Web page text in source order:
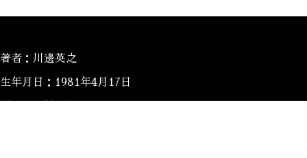
著者：川邊英之
生年月日：1981年4月17日